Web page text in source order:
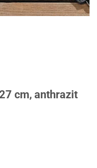
cm, anthrazit